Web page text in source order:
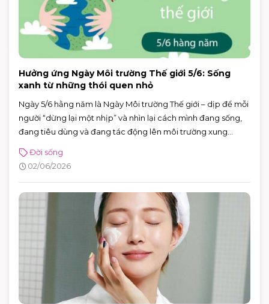
Hưởng ứng Ngày Môi trường Thế giới 5/6: Sống
xanh từ những thói quen nhỏ
Ngày 5/6 hằng năm là Ngày Môi trường Thế giới – dịp để mỗi
người “dừng lại một nhịp” và nhìn lại cách mình đang sống,
đang tiêu dùng và đang tác động lên môi trường xung
đến hành động vì khí hậu, với sự kiện toàn cầu được tổ chức
tại Azerbaijan.
Đời sống
02/06/2026